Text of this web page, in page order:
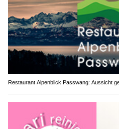
Restaurant Alpenblick Passwang: Aussicht